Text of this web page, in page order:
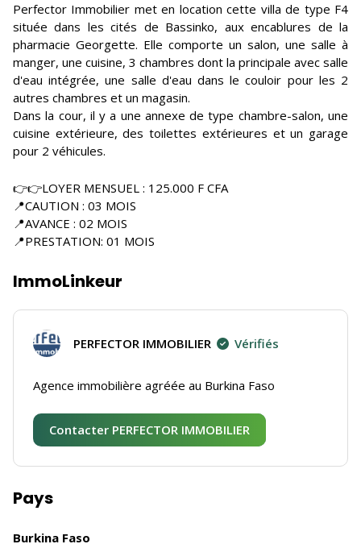
Perfector Immobilier met en location cette villa de type F4
située dans les cités de Bassinko, aux encablures de la
pharmacie Georgette. Elle comporte un salon, une salle à
manger, une cuisine, 3 chambres dont la principale avec salle
d'eau intégrée, une salle d'eau dans le couloir pour les 2
autres chambres et un magasin.
Dans la cour, il y a une annexe de type chambre-salon, une
cuisine extérieure, des toilettes extérieures et un garage
pour 2 véhicules.
👉👉LOYER MENSUEL : 125.000 F CFA
📍CAUTION : 03 MOIS
📍AVANCE : 02 MOIS
📍PRESTATION: 01 MOIS
ImmoLinkeur
PERFECTOR IMMOBILIER Vérifiés
Agence immobilière agréée au Burkina Faso
Contacter PERFECTOR IMMOBILIER
Pays
Burkina Faso